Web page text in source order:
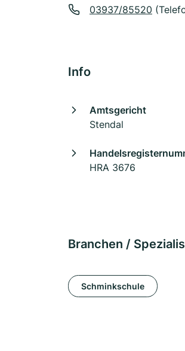
03937/85520
Info
Amtsgericht
Stendal
HRA 3676
Branchen /
Schminkschule